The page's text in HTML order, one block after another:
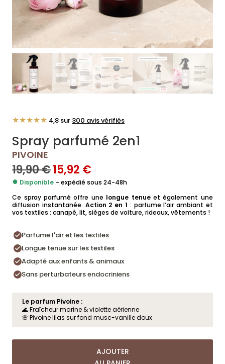
★★★★★ 4,8 sur 300 avis vérifiés
Spray parfumé 2en1
PIVOINE
19,90€LE
PRIX
INITIAL
ÉTAIT :
19,90 €.
15,92 €
ACTUEL
15,92 €.
● Disponible – expédié sous 24-48h
Ce spray parfumé offre une longue tenue et également une
diffusion instantanée. Action 2 en 1 : parfume l’air ambiant et
vos textiles : canapé, lit, sièges de voiture, rideaux, vêtements !
Parfume l'air et les textiles
Longue tenue sur les textiles
Adapté aux enfants & animaux
Sans perturbateurs endocriniens
Le parfum Pivoine :
🌊 Fraîcheur marine & violette aérienne
🌸 Pivoine lilas sur fond musc-vanille doux
AJOUTER